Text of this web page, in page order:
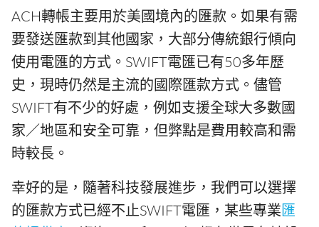
ACH轉帳主要用於美國境內的匯款。如果有需
要發送匯款到其他國家，大部分傳統銀行傾向
使用電匯的方式。SWIFT電匯已有50多年歷
史，現時仍然是主流的國際匯款方式。儘管
SWIFT有不少的好處，例如支援全球大多數國
家／地區和安全可靠，但弊點是費用較高和需
時較長。
幸好的是，隨著科技發展進步，我們可以選擇
的匯款方式已經不止SWIFT電匯，某些專業匯